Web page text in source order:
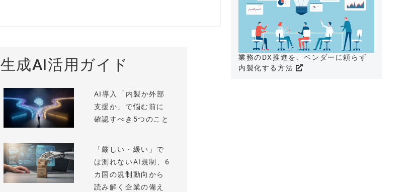
生成AI活用ガイド
AI導入「内製か外部
支援か」で悩む前に
確認すべき5つのこと
「厳しい・緩い」で
は測れないAI規制、6
カ国の規制動向から
読み解く企業の備え
業務のDX推進を、ベンダーに頼らず
内製化する方法